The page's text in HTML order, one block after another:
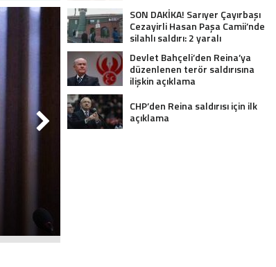
SON DAKİKA! Sarıyer Çayırbaşı
Cezayirli Hasan Paşa Camii’nde
silahlı saldırı: 2 yaralı
Devlet Bahçeli’den Reina’ya
düzenlenen terör saldırısına
ilişkin açıklama
CHP’den Reina saldırısı için ilk
açıklama